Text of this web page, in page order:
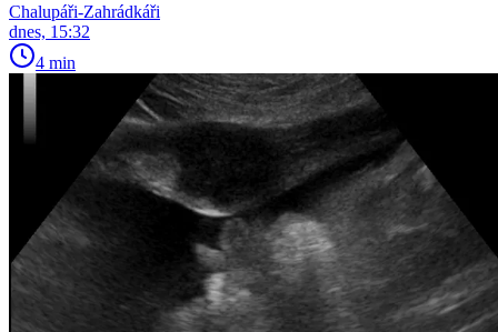
Chalupáři-Zahrádkáři
dnes, 15:32
4 min